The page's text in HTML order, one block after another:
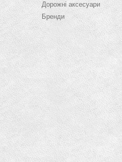
Дорожні аксесуари
Бренди